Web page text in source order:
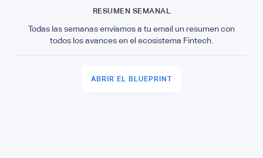
RESUMEN SEMANAL
Todas las semanas envíamos a tu email un resumen con
todos los avances en el ecosistema Fintech.
ABRIR EL BLUEPRINT